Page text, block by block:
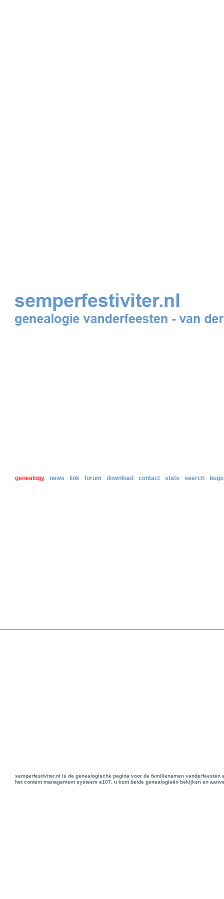
genealogy news link forum download contact stats search bugs
semperfestiviter.nl is de genealogische pagina voor de familienamen
het content management systeem e107. u kunt beide genealogieën bekijken en